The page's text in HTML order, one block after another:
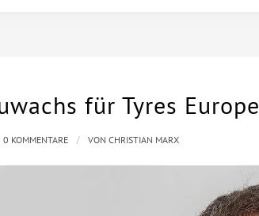
für Tyres Europe
0 KOMMENTARE / VON CHRISTIAN MARX